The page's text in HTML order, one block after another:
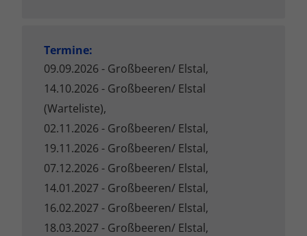
Termine:
09.09.2026 - Großbeeren/ Elstal,
14.10.2026 - Großbeeren/ Elstal
(Warteliste),
02.11.2026 - Großbeeren/ Elstal,
19.11.2026 - Großbeeren/ Elstal,
07.12.2026 - Großbeeren/ Elstal,
14.01.2027 - Großbeeren/ Elstal,
16.02.2027 - Großbeeren/ Elstal,
18.03.2027 - Großbeeren/ Elstal,